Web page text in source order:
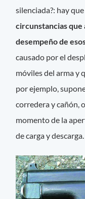
silenciada?: hay
circunstancias
desempeño de
causado por el
móviles del arma y
por ejemplo,
corredera y cañón,
momento de la
de carga y descarga.